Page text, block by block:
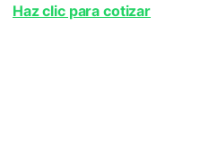
Haz clic para cotizar